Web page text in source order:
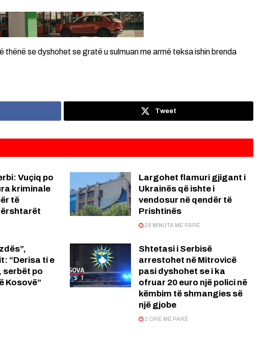
thënë se dyshohet se gratë u sulmuan me armë teksa ishin brenda
Tweet
Vuçiq po
kriminale
të
Largohet flamuri gjigant i
Ukrainës që ishte i
vendosur në qendër të
Prishtinës
28 MINUTA MË PARË
“Derisa ti e
serbët po
Kosovë”
Shtetasi i Serbisë
arrestohet në Mitrovicë
pasi dyshohet se i ka
ofruar 20 euro një polici në
këmbim të shmangies së
një gjobe
2 ORË MË PARË